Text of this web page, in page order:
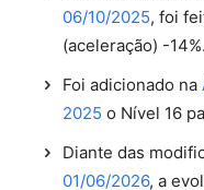
06/10/2025, foi
(aceleração) -14%.
Foi adicionado na
2025 o Nível 16
Diante das
01/06/2026, a